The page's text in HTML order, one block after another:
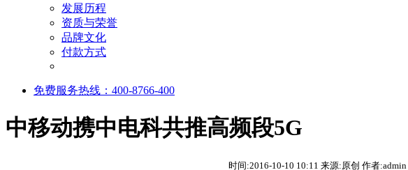
发展历程
资质与荣誉
品牌文化
付款方式
免费服务热线：400-8766-400
中移动携中电科共推高频段5G
时间:2016-10-10 10:11 来源:原创 作者:admin